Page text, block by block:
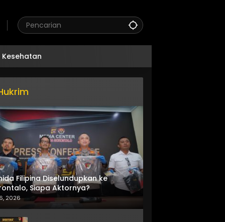
Kesehatan
Filipina Diselundupkan ke
Siapa Aktornya?
2026